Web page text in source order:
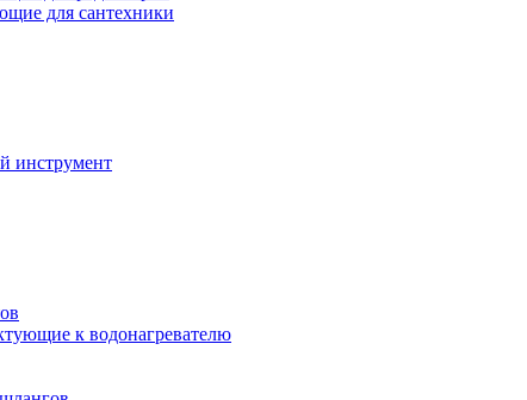
для сантехники
инструмент
к водонагревателю